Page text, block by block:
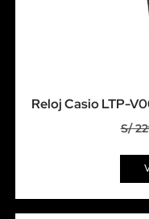
Reloj Casio LTP-
S/